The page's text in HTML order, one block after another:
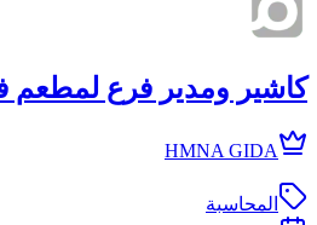
كاشير ومدير فرع لمطعم
HMNA GIDA
المحاسبة